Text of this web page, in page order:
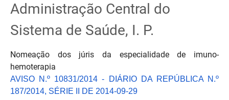
Administração Central do
Sistema de Saúde, I. P.
Nomeação dos júris da especialidade de imuno-
hemoterapia
AVISO N.º 10831/2014 - DIÁRIO DA REPÚBLICA N.º
187/2014, SÉRIE II DE 2014-09-29